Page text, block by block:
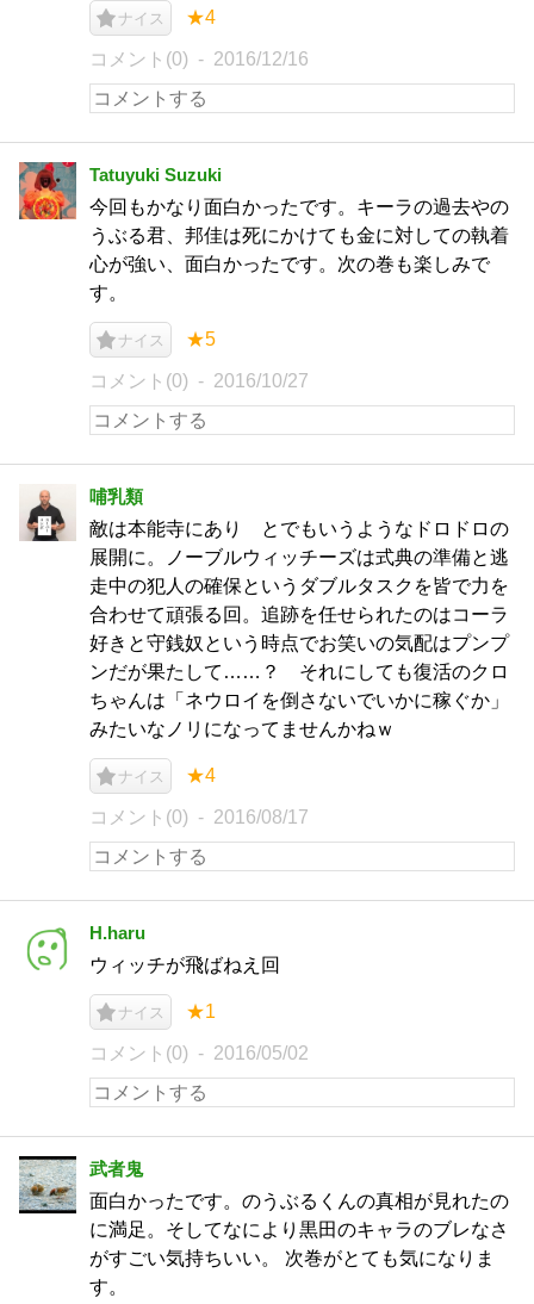
ナイス ★4
コメント(0) 2016/12/16
Tatuyuki Suzuki
今回もかなり面白かったです。キーラの過去やの
うぶる君、邦佳は死にかけても金に対しての執着
心が強い、面白かったです。次の巻も楽しみで
す。
ナイス ★5
コメント(0) 2016/10/27
哺乳類
敵は本能寺にあり とでもいうようなドロドロの
展開に。ノーブルウィッチーズは式典の準備と逃
走中の犯人の確保というダブルタスクを皆で力を
合わせて頑張る回。追跡を任せられたのはコーラ
好きと守銭奴という時点でお笑いの気配はプンプ
ンだが果たして……？ それにしても復活のクロ
ちゃんは「ネウロイを倒さないでいかに稼ぐか」
みたいなノリになってませんかねｗ
ナイス ★4
コメント(0) 2016/08/17
H.haru
ウィッチが飛ばねえ回
ナイス ★1
コメント(0) 2016/05/02
武者鬼
面白かったです。のうぶるくんの真相が見れたの
に満足。そしてなにより黒田のキャラのブレなさ
がすごい気持ちいい。 次巻がとても気になりま
す。